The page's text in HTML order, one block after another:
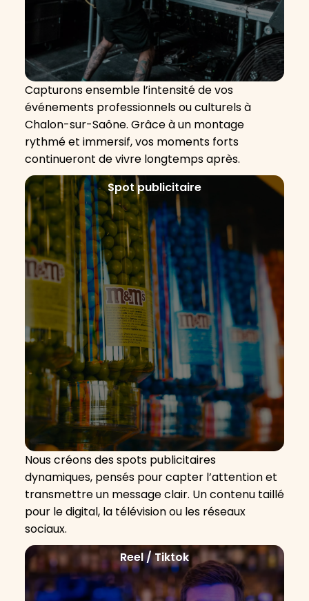
Capturons ensemble l’intensité de vos
événements professionnels ou culturels à
Chalon-sur-Saône. Grâce à un montage
rythmé et immersif, vos moments forts
continueront de vivre longtemps après.
Spot publicitaire
Nous créons des spots publicitaires
dynamiques, pensés pour capter l’attention et
transmettre un message clair. Un contenu taillé
pour le digital, la télévision ou les réseaux
sociaux.
Reel / Tiktok